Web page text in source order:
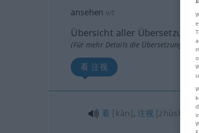
ansehen v/t
Übersicht aller
(Für mehr Details die Übersetzung
看 注视
看 [kàn],注视 [zhùshì]